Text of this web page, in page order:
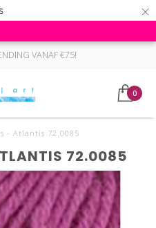
×
VANAF €75!
0
- Atlantis 72.0085
72.0085